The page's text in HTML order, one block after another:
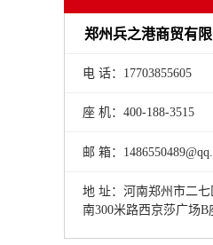
郑州兵之港商贸有限
电 话：17703855605
座 机：400-188-3515
邮 箱：
地 址：河南郑州市二
南300米路西京莎广场B